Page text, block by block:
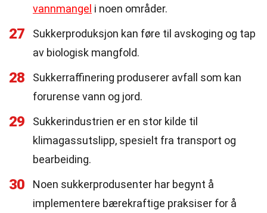
vannmangel i noen områder.
27
Sukkerproduksjon kan føre til avskoging og tap
av biologisk mangfold.
28
Sukkerraffinering produserer avfall som kan
forurense vann og jord.
29
Sukkerindustrien er en stor kilde til
klimagassutslipp, spesielt fra transport og
bearbeiding.
30
Noen sukkerprodusenter har begynt å
implementere bærekraftige praksiser for å